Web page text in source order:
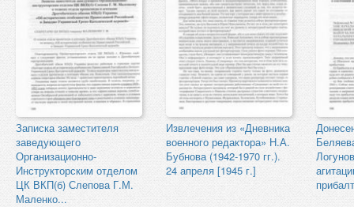
Записка заместителя
заведующего
Организационно-
Инструкторским отделом
ЦК ВКП(б) Слепова Г.М.
Маленко...
Извлечения из «Дневника
военного редактора» Н.А.
Бубнова (1942-1970 гг.).
24 апреля [1945 г.]